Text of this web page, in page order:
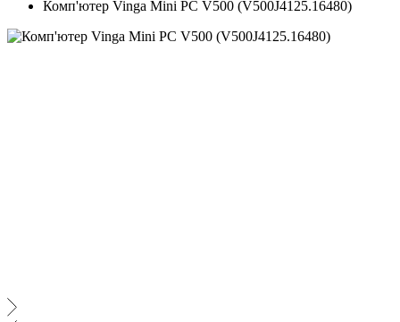
Комп'ютер Vinga Mini PC V500 (V500J4125.16480)